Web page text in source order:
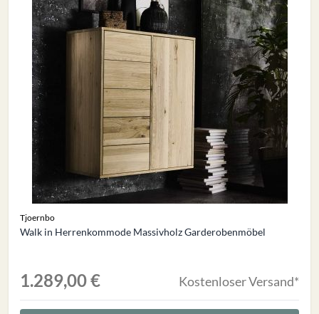
Tjoernbo
Walk in Herrenkommode Massivholz Garderobenmöbel
1.289,00 € Kostenloser Versand*